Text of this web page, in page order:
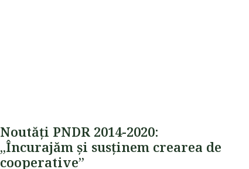
Noutăți PNDR 2014-2020:
„Încurajăm și susținem crearea de
cooperative”